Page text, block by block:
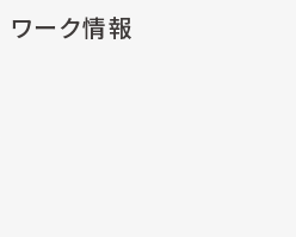
ワーク情報